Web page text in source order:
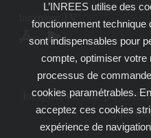
Inexploré TV
Inexploré est édité par
Tous
L’INREES utilise des
fonctionnement technique
sont indispensables pour
compte, optimiser votre
processus de
cookies paramétrables.
acceptez ces cookies
expérience de